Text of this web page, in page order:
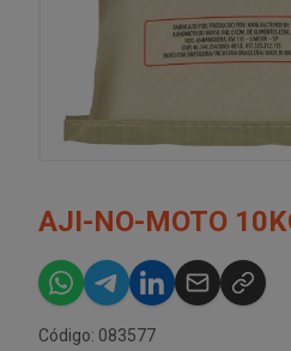
AJI-NO-MOTO
Código: 083577